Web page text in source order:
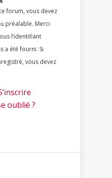
préalable. Merci
l’identifiant
Si
vous devez
oublié ?